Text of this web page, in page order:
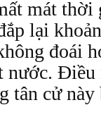
mát thời
lại
đoái
nước.
tân cử